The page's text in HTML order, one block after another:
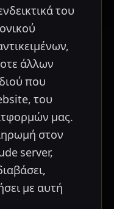
του
άλλων
που
του
μας.
στον
server,
με αυτή